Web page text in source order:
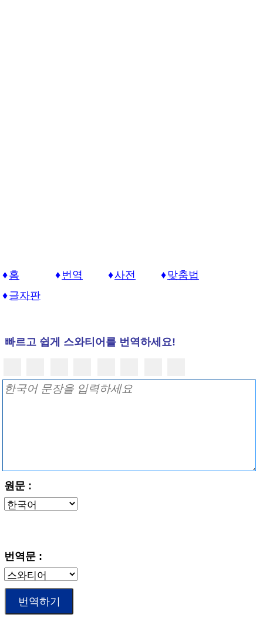
홈 번역 사전
맞춤법
글자판
빠르고 쉽게 스와티어를 번역하세요!
원문 :
번역문 :